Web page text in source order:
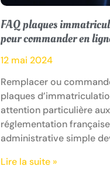
FAQ plaques
pour commander en
12 mai 2024
Remplacer ou
plaques
attention particulière
réglementation
administrative simple
Lire la suite »